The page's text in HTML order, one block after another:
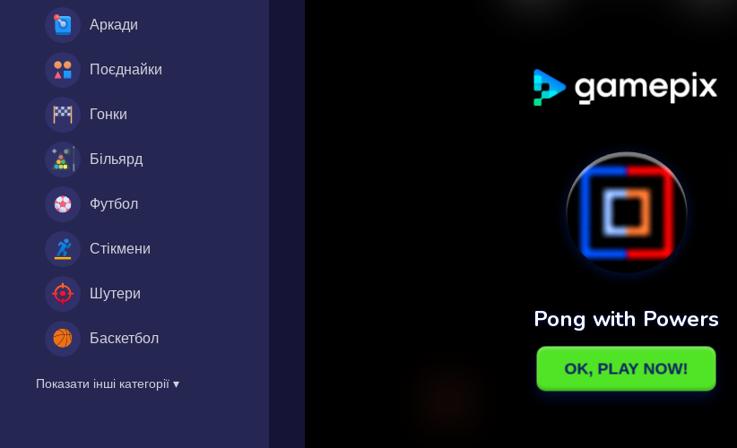
Аркади
Поєднайки
Гонки
Більярд
Футбол
Стікмени
Шутери
Баскетбол
Показати інші категорії ▾